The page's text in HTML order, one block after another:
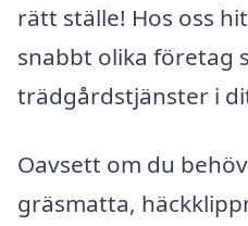
rätt ställe! Hos oss
snabbt olika företag
trädgårdstjänster i
Oavsett om du
gräsmatta,